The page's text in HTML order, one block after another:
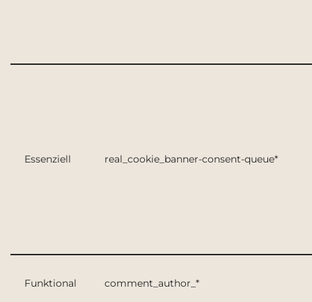
Essenziell real_cookie_banner-consent-queue*
Funktional comment_author_*